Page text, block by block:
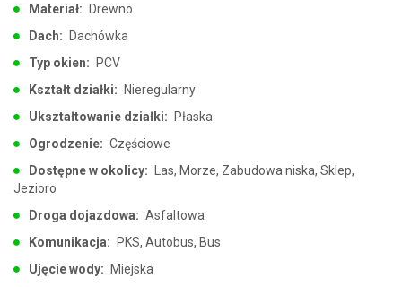
Materiał: Drewno
Dach: Dachówka
Typ okien: PCV
Kształt działki: Nieregularny
Ukształtowanie działki: Płaska
Ogrodzenie: Częściowe
Dostępne w okolicy: Las, Morze, Zabudowa niska, Sklep,
Jezioro
Droga dojazdowa: Asfaltowa
Komunikacja: PKS, Autobus, Bus
Ujęcie wody: Miejska